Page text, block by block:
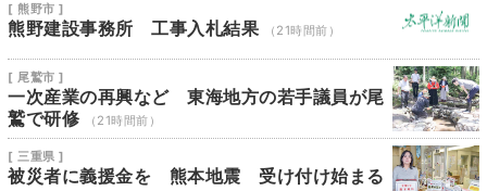
[ 熊野市 ]
熊野建設事務所 工事入札結果 （21時間前）
[ 尾鷲市 ]
一次産業の再興など 東海地方の若手議員が尾
鷲で研修
（21時間前）
[ 三重県 ]
被災者に義援金を 熊本地震 受け付け始まる